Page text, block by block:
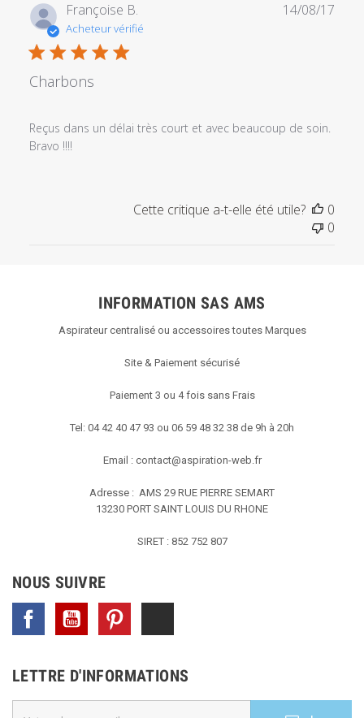
Françoise B.
Acheteur vérifié
Charbons
Reçus dans un délai très court et avec beaucoup de soin.
Bravo !!!!
14/08/17
Cette critique a-t-elle été utile?
0
0
INFORMATION SAS AMS
Aspirateur centralisé ou accessoires toutes Marques
Site & Paiement sécurisé
Paiement 3 ou 4 fois sans Frais
Tel: 04 42 40 47 93 ou 06 59 48 32 38 de 9h à 20h
Email : contact@aspiration-web.fr
Adresse : AMS 29 RUE PIERRE SEMART
13230 PORT SAINT LOUIS DU RHONE
SIRET : 852 752 807
NOUS SUIVRE
Facebook YouTube
LETTRE D'INFORMATIONS